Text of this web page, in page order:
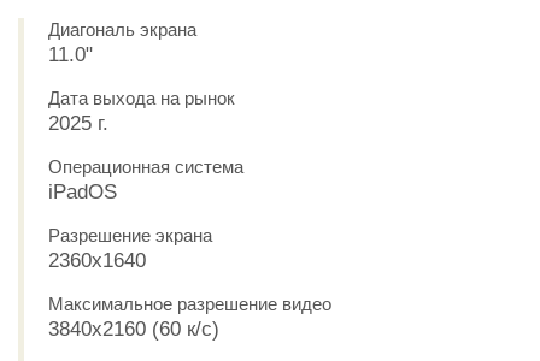
Диагональ экрана
11.0"
Дата выхода на рынок
2025 г.
Операционная система
iPadOS
Разрешение экрана
2360x1640
Максимальное разрешение видео
3840x2160 (60 к/с)